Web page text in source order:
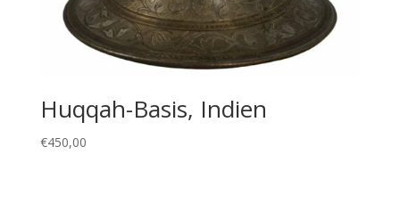
Huqqah-Basis, Indien
€450,00